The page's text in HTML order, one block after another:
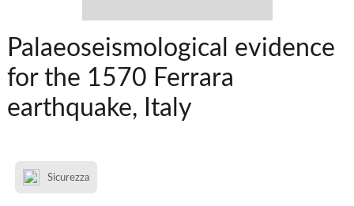
Palaeoseismological evidence
for the 1570 Ferrara
earthquake, Italy
Sicurezza